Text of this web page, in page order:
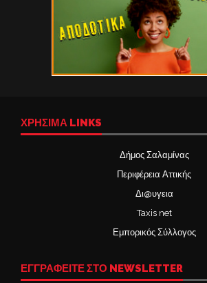
ΧΡΉΣΙΜΑ LINKS
Δήμος Σαλαμίνας
Περιφέρεια Αττικής
Δι@υγεια
Taxis net
Εμπορικός Σύλλογος
ΕΓΓΡΑΦΕΙΤΕ ΣΤΟ NEWSLETTER